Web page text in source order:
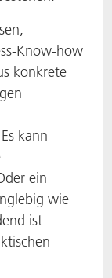
Know-how
konkrete
kann
ein
wie
ist